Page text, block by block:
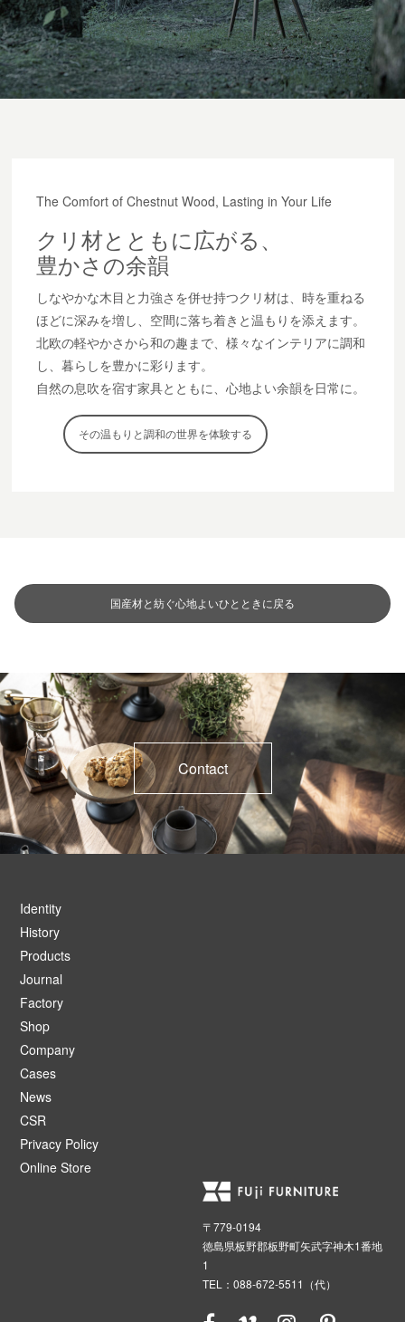
The Comfort of Chestnut Wood, Lasting in Your Life
クリ材とともに広がる、
豊かさの余韻
しなやかな木目と力強さを併せ持つクリ材は、時を重ねる
ほどに深みを増し、空間に落ち着きと温もりを添えます。
北欧の軽やかさから和の趣まで、様々なインテリアに調和
し、暮らしを豊かに彩ります。
自然の息吹を宿す家具とともに、心地よい余韻を日常に。
その温もりと調和の世界を体験する
国産材と紡ぐ心地よいひとときに戻る
Contact
Identity
History
Products
Journal
Factory
Shop
Company
Cases
News
CSR
Privacy Policy
Online Store
〒779-0194
徳島県板野郡板野町矢武字神木1番地
1
TEL：088-672-5511（代）